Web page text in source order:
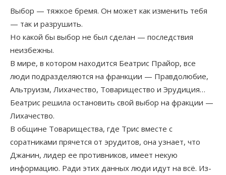
Выбор — тяжкое бремя. Он может как изменить тебя
— так и разрушить.
Но какой бы выбор не был сделан — последствия
неизбежны.
В мире, в котором находится Беатрис Прайор, все
люди подразделяются на франкции — Правдолюбие,
Альтруизм, Лихачество, Товарищество и Эрудиция…
Беатрис решила остановить свой выбор на фракции —
Лихачество.
В общине Товарищества, где Трис вместе с
соратниками прячется от эрудитов, она узнает, что
Джанин, лидер ее противников, имеет некую
информацию. Ради этих данных люди идут на всё. Из-